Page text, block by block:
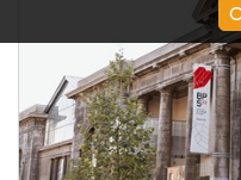
Handwerk & Know-how
Schlösser, Zitadellen &
Garten, Parks &
Aquarien, Tierparks &
SICH
Touristen-& Kreuzfahrt-
Draisinen & Touristenzüge
DIE BESTEN